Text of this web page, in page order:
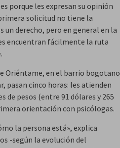
porque les expresan su opinión
solicitud no tiene la
derecho, pero en general en la
encuentran fácilmente la ruta
Oriéntame, en el barrio bogotano
pasan cinco horas: les atienden
de pesos (entre 91 dólares y 265
orientación con psicólogas.
la persona está», explica
-según la evolución del